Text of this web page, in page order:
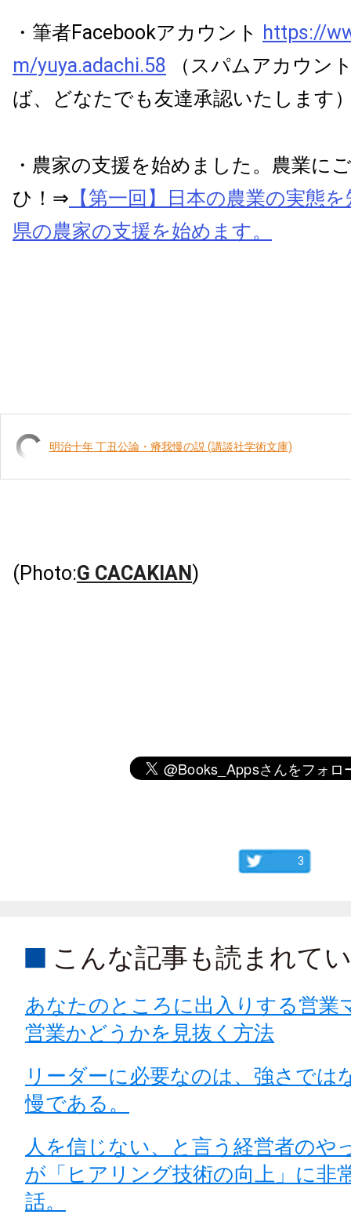
・筆者Facebookアカウント https://
m/yuya.adachi.58 （スパムアカウン
ば、どなたでも友達承認いたします
・農家の支援を始めました。農業に
ひ！⇒ 【第一回】日本の農業の実態
県の農家の支援を始めます。
明治十年 丁丑公論・瘠我慢の説 (講談社学術文庫)
(Photo:G CACAKIAN)
3
こんな記事も読まれて
あなたのところに出入りする営業
営業かどうかを見抜く方法
リーダーに必要なのは、強さでは
慢である。
人を信じない、と言う経営者のや
が「ヒアリング技術の向上」に非
話。